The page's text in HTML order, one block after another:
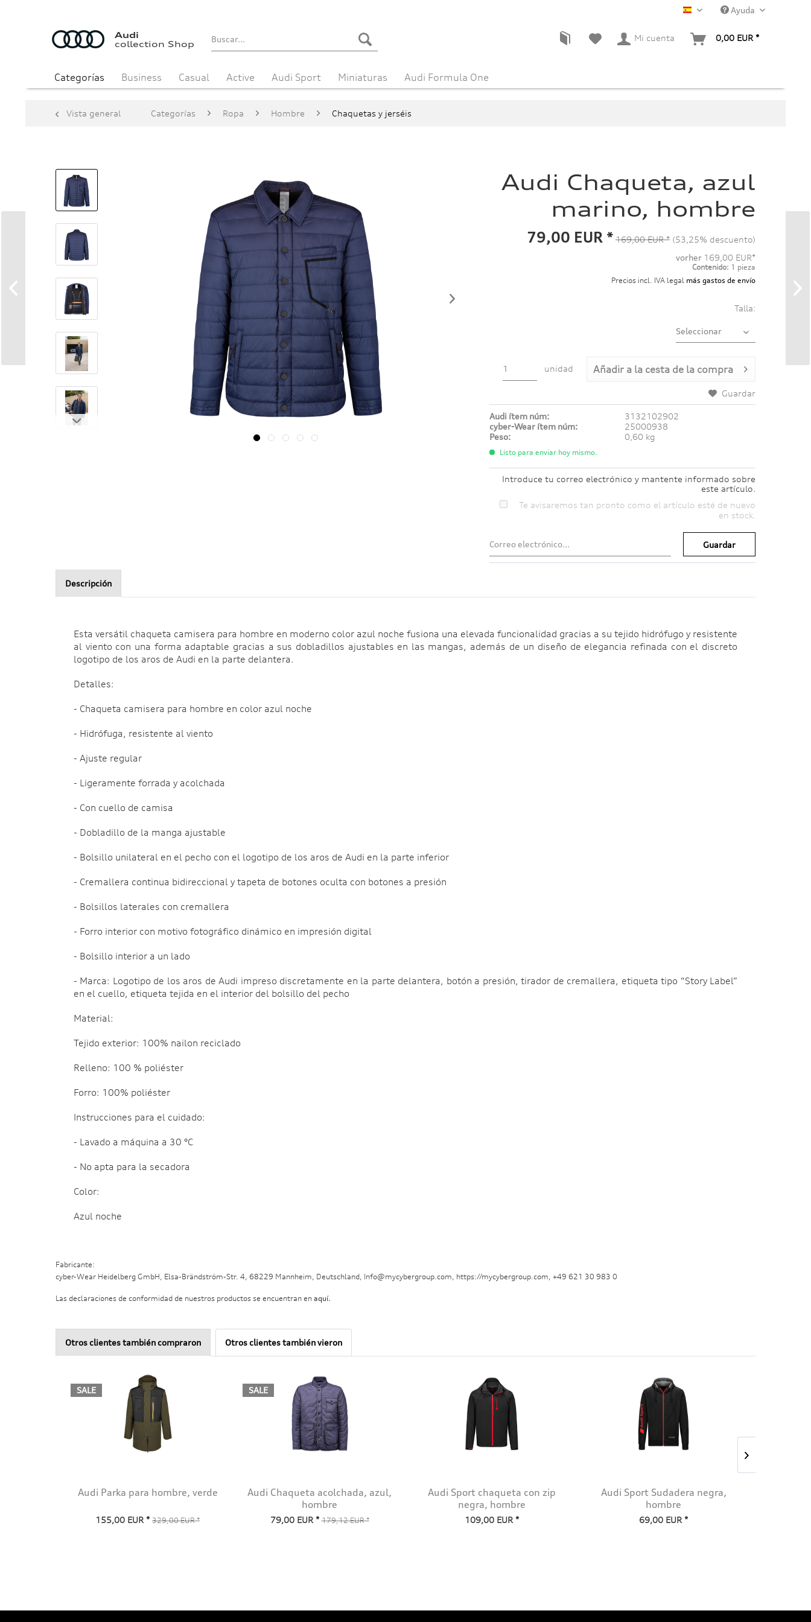
ES Ayuda
Audi
collection Shop
Mi cuenta 0,00 EUR *
Categorías Business Casual Active Audi Sport Miniaturas Audi Formula One
Vista general Categorías Ropa Hombre Chaquetas y jerséis
Audi Chaqueta, azul
marino, hombre
79,00 EUR * 169,00 EUR * (53,25% descuento)
vorher 169,00 EUR*
Contenido: 1 pieza
Precios incl. IVA legal más gastos de envío
Talla:
unidad Añadir a la cesta de la compra
Guardar
Audi ítem núm:
3132102902
cyber-Wear ítem núm:
25000938
Peso:
0,60 kg
Listo para enviar hoy mismo.
Introduce tu correo electrónico y mantente informado sobre
este artículo.
Te avisaremos tan pronto como el artículo esté de nuevo
en stock.
Guardar
Descripción
Esta versátil chaqueta camisera para hombre en moderno color azul noche fusiona una elevada funcionalidad gracias a su tejido hidrófugo y resistente
al viento con una forma adaptable gracias a sus dobladillos ajustables en las mangas, además de un diseño de elegancia refinada con el discreto
logotipo de los aros de Audi en la parte delantera.
Detalles:
- Chaqueta camisera para hombre en color azul noche
- Hidrófuga, resistente al viento
- Ajuste regular
- Ligeramente forrada y acolchada
- Con cuello de camisa
- Dobladillo de la manga ajustable
- Bolsillo unilateral en el pecho con el logotipo de los aros de Audi en la parte inferior
- Cremallera continua bidireccional y tapeta de botones oculta con botones a presión
- Bolsillos laterales con cremallera
- Forro interior con motivo fotográfico dinámico en impresión digital
- Bolsillo interior a un lado
- Marca: Logotipo de los aros de Audi impreso discretamente en la parte delantera, botón a presión, tirador de cremallera, etiqueta tipo “Story Label”
en el cuello, etiqueta tejida en el interior del bolsillo del pecho
Material:
Tejido exterior: 100% nailon reciclado
Relleno: 100 % poliéster
Forro: 100% poliéster
Instrucciones para el cuidado:
- Lavado a máquina a 30 °C
- No apta para la secadora
Color:
Azul noche
Fabricante:
cyber-Wear Heidelberg GmbH, Elsa-Brändström-Str. 4, 68229 Mannheim, Deutschland, Info@mycybergroup.com, https://mycybergroup.com, +49 621 30 983 0
Las declaraciones de conformidad de nuestros productos se encuentran en aquí.
Otros clientes también compraron Otros clientes también vieron
SALE
Audi Parka para hombre, verde
155,00 EUR * 329,00 EUR *
SALE
Audi Chaqueta acolchada, azul,
hombre
79,00 EUR * 179,12 EUR *
Audi Sport chaqueta con zip
negra, hombre
109,00 EUR *
Audi Sport Sudadera negra,
hombre
69,00 EUR *